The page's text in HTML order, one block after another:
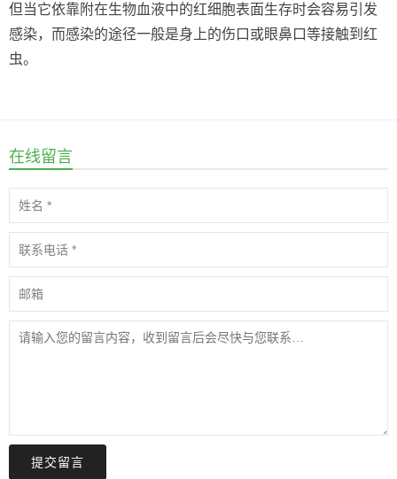
但当它依靠附在生物血液中的红细胞表面生存时会容易引发
感染，而感染的途径一般是身上的伤口或眼鼻口等接触到红
虫。
在线留言
提交留言